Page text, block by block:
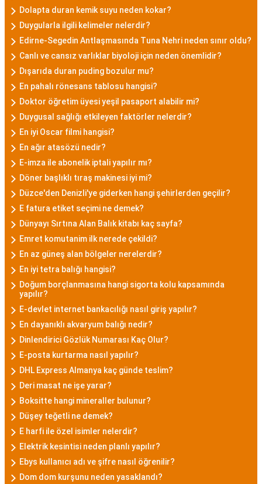
Dolapta duran kemik suyu neden kokar?
Duygularla ilgili kelimeler nelerdir?
Edirne-Segedin Antlaşmasında Tuna Nehri neden sınır oldu?
Canlı ve cansız varlıklar biyoloji için neden önemlidir?
Dışarıda duran puding bozulur mu?
En pahalı rönesans tablosu hangisi?
Doktor öğretim üyesi yeşil pasaport alabilir mi?
Duygusal sağlığı etkileyen faktörler nelerdir?
En iyi Oscar filmi hangisi?
En ağır atasözü nedir?
E-imza ile abonelik iptali yapılır mı?
Döner başlıklı tıraş makinesi iyi mi?
Düzce'den Denizli'ye giderken hangi şehirlerden geçilir?
E fatura etiket seçimi ne demek?
Dünyayı Sırtına Alan Balık kitabı kaç sayfa?
Emret komutanim ilk nerede çekildi?
En az güneş alan bölgeler nerelerdir?
En iyi tetra balığı hangisi?
Doğum borçlanmasına hangi sigorta kolu kapsamında
yapılır?
E-devlet internet bankacılığı nasıl giriş yapılır?
En dayanıklı akvaryum balığı nedir?
Dinlendirici Gözlük Numarası Kaç Olur?
E-posta kurtarma nasıl yapılır?
DHL Express Almanya kaç günde teslim?
Deri masat ne işe yarar?
Boksitte hangi mineraller bulunur?
Düşey teğetli ne demek?
E harfi ile özel isimler nelerdir?
Elektrik kesintisi neden planlı yapılır?
Ebys kullanıcı adı ve şifre nasıl öğrenilir?
Dom dom kurşunu neden yasaklandı?